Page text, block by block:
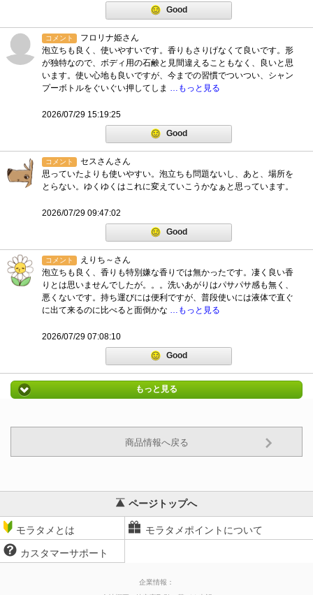
Good
コメント
フロリナ姫さん
泡立ちも良く、使いやすいです。香りもさりげなくて良いです。形
が独特なので、ボディ用の石鹸と見間違えることもなく、良いと思
います。使い心地も良いですが、今までの習慣でついつい、シャン
プーボトルをぐいぐい押してしま …もっと見る
2026/07/29 15:19:25
Good
コメント
セスさんさん
思っていたよりも使いやすい。泡立ちも問題ないし、あと、場所を
とらない。ゆくゆくはこれに変えていこうかなぁと思っています。
2026/07/29 09:47:02
Good
コメント
えりち～さん
泡立ちも良く、香りも特別嫌な香りでは無かったです。凄く良い香
りとは思いませんでしたが。。。洗いあがりはパサパサ感も無く、
悪くないです。持ち運びには便利ですが、普段使いには液体で直ぐ
に出て来るのに比べると面倒かな …もっと見る
2026/07/29 07:08:10
Good
もっと見る
商品情報へ戻る
ページトップへ
モラタメとは モラタメポイントについて
カスタマーサポート
企業情報：